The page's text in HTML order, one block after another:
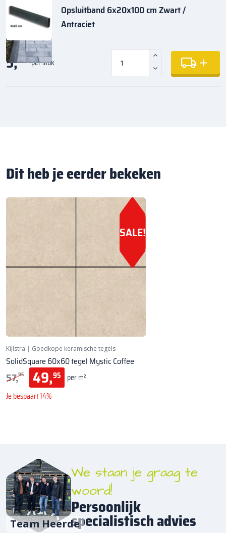
Opsluitband 6x20x100 cm Zwart /
Antraciet
5,35 per stuk
Dit heb je eerder bekeken
SALE!
Kijlstra | Goedkope keramische tegels
SolidSquare 60x60 tegel Mystic Coffee
57,95 49,95
per m²
Je bespaart 14%
Team Heerde
We staan je graag te
woord!
Persoonlijk
specialistisch advies